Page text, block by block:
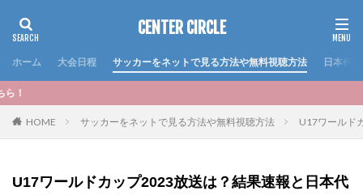
CENTER CIRCLE
ホーム 大会日程 サッカーをネットで見る方法や無料視聴方法 日本代表
HOME サッカーをネットで見る方法や無料視聴方法 U17ワールド
U17ワールドカップ2023放送は？結果速報と日本代